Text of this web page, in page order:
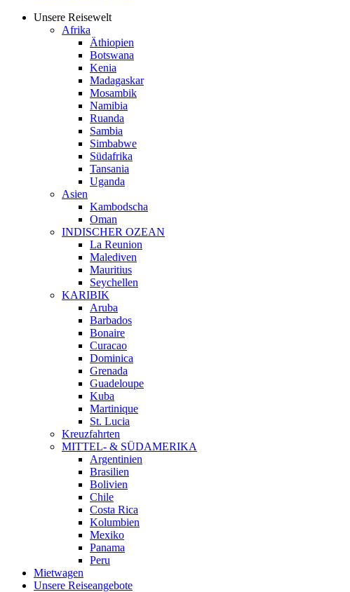
Unsere Reisewelt
Afrika
Äthiopien
Botswana
Kenia
Madagaskar
Mosambik
Namibia
Ruanda
Sambia
Simbabwe
Südafrika
Tansania
Uganda
Asien
Kambodscha
Oman
INDISCHER OZEAN
La Reunion
Malediven
Mauritius
Seychellen
KARIBIK
Aruba
Barbados
Bonaire
Curacao
Dominica
Grenada
Guadeloupe
Kuba
Martinique
St. Lucia
Kreuzfahrten
MITTEL- & SÜDAMERIKA
Argentinien
Brasilien
Bolivien
Chile
Costa Rica
Kolumbien
Mexiko
Panama
Peru
Mietwagen
Unsere Reiseangebote